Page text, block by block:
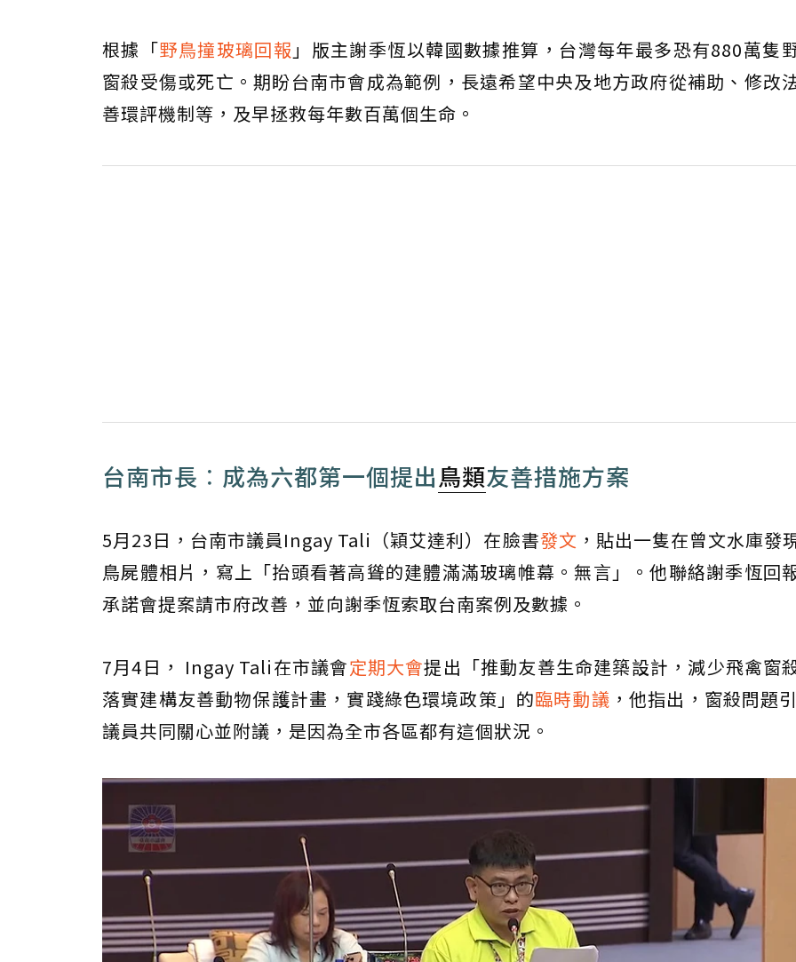
根據「野鳥撞玻璃回報 」版主謝季恆以韓國數據推算，台灣每年最多恐有880萬隻
窗殺受傷或死亡。期盼台南市會成為範例，長遠希望中央及地方政府從補助、修改
善環評機制等，及早拯救每年數百萬個生命。
台南市長︰成為六都第一個提出鳥類友善措施方案
5月23日，台南市議員Ingay Tali（穎艾達利）在臉書發文 ，貼出一隻在曾文水庫發
鳥屍體相片，寫上「抬頭看著高聳的建體滿滿玻璃帷幕。無言」。他聯絡謝季恆回
承諾會提案請市府改善，並向謝季恆索取台南案例及數據。
7月4日， Ingay Tali在市議會定期大會提出「推動友善生命建築設計，減少飛禽窗
落實建構友善動物保護計畫，實踐綠色環境政策」的臨時動議 ，他指出，窗殺問題
議員共同關心並附議，是因為全市各區都有這個狀況。